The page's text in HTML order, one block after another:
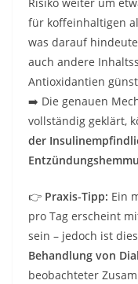
für koffeinhaltigen
was darauf
auch andere
Antioxidantien
➡️ Die genauen
vollständig geklärt,
der
👉 Praxis‑Tipp: Ein
pro Tag erscheint
sein – jedoch ist dies
Behandlung von
beobachteter